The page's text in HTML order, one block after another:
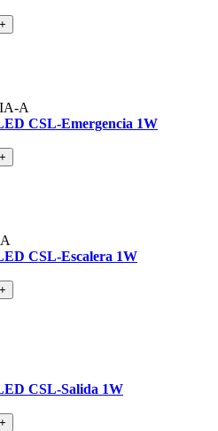
+
A
CSL-Emergencia 1W
+
CSL-Escalera 1W
+
CSL-Salida 1W
+